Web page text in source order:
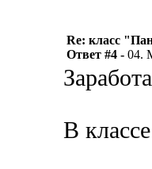
Re: класс
Ответ #4 - 04.
В классе